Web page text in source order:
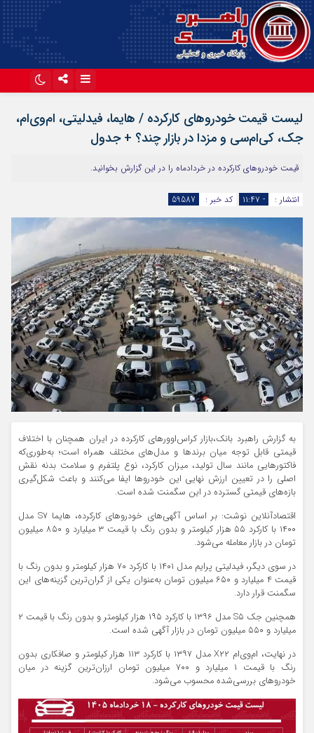
آپارات
لیست قیمت خودروهای کارکرده / هایما، فیدلیتی، ام‌وی‌ام،
جک، کی‌ام‌سی و مزدا در بازار چند؟ + جدول
قیمت خودروهای کارکرده در خردادماه را در این گزارش بخوانید.
انتشار : - ۱۱:۴۷ کد خبر : 59587
به گزارش راهبرد بانک،بازار کراس‌اوورهای کارکرده در ایران همچنان با اختلاف
قیمتی قابل توجه میان برندها و مدل‌های مختلف همراه است؛ به‌طوری‌که
فاکتورهایی مانند سال تولید، میزان کارکرد، نوع پلتفرم و سلامت بدنه نقش
اصلی را در تعیین ارزش نهایی این خودروها ایفا می‌کنند و باعث شکل‌گیری
بازه‌های قیمتی گسترده در این سگمنت شده است.
اقتصادآنلاین نوشت: بر اساس آگهی‌های خودروهای کارکرده، هایما S۷ مدل
۱۴۰۰ با کارکرد ۵۵ هزار کیلومتر و بدون رنگ با قیمت ۳ میلیارد و ۸۵۰ میلیون
تومان در بازار معامله می‌شود.
در سوی دیگر، فیدلیتی پرایم مدل ۱۴۰۱ با کارکرد ۷۰ هزار کیلومتر و بدون رنگ با
قیمت ۴ میلیارد و ۶۵۰ میلیون تومان به‌عنوان یکی از گران‌ترین گزینه‌های این
سگمنت قرار دارد.
همچنین جک S۵ مدل ۱۳۹۶ با کارکرد ۱۹۵ هزار کیلومتر و بدون رنگ با قیمت ۲
میلیارد و ۵۵۰ میلیون تومان در بازار آگهی شده است.
در نهایت، ام‌وی‌ام X۲۲ مدل ۱۳۹۷ با کارکرد ۱۱۳ هزار کیلومتر و صافکاری بدون
رنگ با قیمت ۱ میلیارد و ۷۰۰ میلیون تومان ارزان‌ترین گزینه در میان
خودروهای بررسی‌شده محسوب می‌شود.